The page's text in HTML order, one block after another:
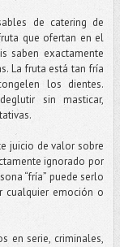
de catering de
que ofertan en el
saben exactamente
La fruta está tan fría
los dientes.
sin masticar,
juicio de valor sobre
ignorado por
“fría” puede serlo
cualquier emoción o
en serie, criminales,